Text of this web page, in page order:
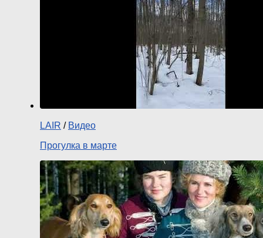
LAIR / Видео
Прогулка в марте